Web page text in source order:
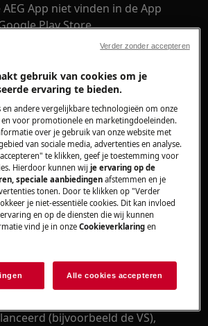
App niet vinden in de App
Play Store
is alleen beschikbaar in App
specifieke landen en gebieden
officieel is gelanceerd.
het land of gebied van je App
om er zeker van te zijn dat
met het land waar het
Store account is gekoppeld aan
(bijvoorbeeld de VS),
gebruik van cookies om je
ervaring te bieden.
andere vergelijkbare technologieën om onze
voor promotionele en marketingdoeleinden.
over je gebruik van onze website met
van sociale media, advertenties en analyse.
te klikken, geef je toestemming voor
Hierdoor kunnen wijje ervaring op de
speciale aanbiedingen afstemmen en je
tonen. Door te klikken op "Verder
je niet-essentiële cookies. Dit kan invloed
en op de diensten die wij kunnen
vind je in onzeCookieverklaring en
Alle cookies accepteren
Verder zonder accepteren